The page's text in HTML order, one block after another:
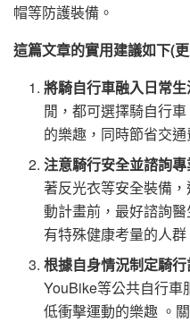
帽等防護裝備。
這篇文章的實用建議如下(
將騎自行車融入日常生
閒，都可選擇騎自行
的樂趣，同時節省交
注意騎行安全並諮詢專
著反光衣等安全裝備
動計畫前，最好諮詢
有特殊健康考量的人群
根據自身情況制定騎行
YouBike等公共自行車
低衝擊運動的樂趣 。